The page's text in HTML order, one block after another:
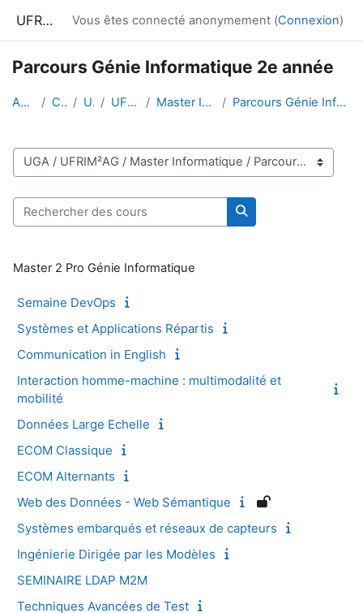
UFRIM²AG : Moodle Vous êtes connecté anonymement (Connexion)
Parcours Génie Informatique 2e année
Accueil Cours UGA UFRIM²AG Master Informatique Parcours Génie Informatique 2e année
Catégories de cours
Rechercher des cours
Rechercher des
Master 2 Pro Génie Informatique
Semaine DevOps
Systèmes et Applications Répartis
Communication in English
Interaction homme-machine : multimodalité et
mobilité
Données Large Echelle
ECOM Classique
ECOM Alternants
Web des Données - Web Sémantique
Systèmes embarqués et réseaux de capteurs
Ingénierie Dirigée par les Modèles
SEMINAIRE LDAP M2M
Techniques Avancées de Test